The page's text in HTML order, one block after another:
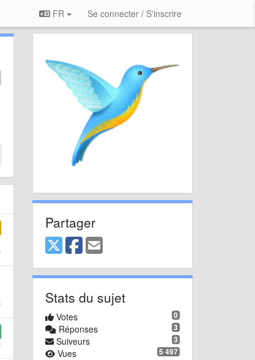
FR Se connecter / S'inscrire
Partager
Stats du sujet
0
Votes
3
Réponses
3
Suiveurs
5 497
Vues